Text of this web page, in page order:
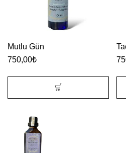
Mutlu Gün
750,00₺